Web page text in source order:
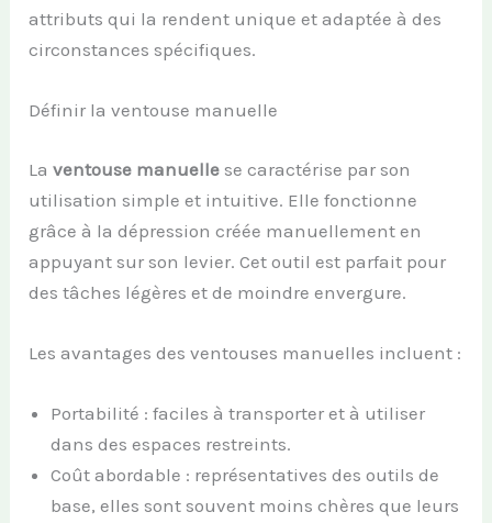
attributs qui la rendent unique et adaptée à des
circonstances spécifiques.
Définir la ventouse manuelle
Laventouse manuelle se caractérise par son
utilisation simple et intuitive. Elle fonctionne
grâce à la dépression créée manuellement en
appuyant sur son levier. Cet outil est parfait pour
des tâches légères et de moindre envergure.
Les avantages des ventouses manuelles incluent :
Portabilité : faciles à transporter et à utiliser
dans des espaces restreints.
Coût abordable : représentatives des outils de
base, elles sont souvent moins chères que leurs